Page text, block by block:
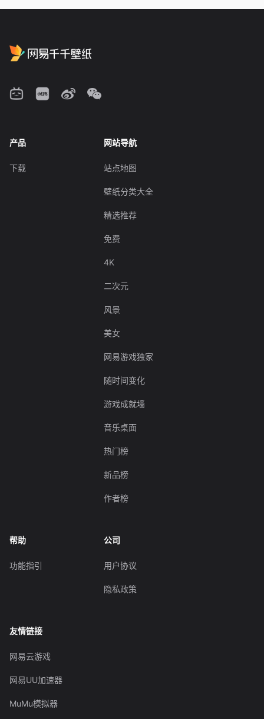
产品
下载
网站导航
站点地图
壁纸分类大全
精选推荐
免费
4K
二次元
风景
美女
网易游戏独家
随时间变化
游戏成就墙
音乐桌面
热门榜
新品榜
作者榜
帮助
功能指引
公司
用户协议
隐私政策
友情链接
网易云游戏
网易UU加速器
MuMu模拟器